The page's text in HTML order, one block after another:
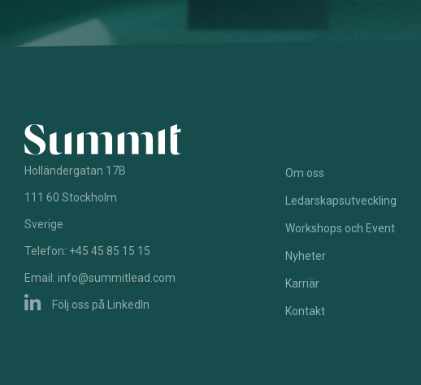
Holländergatan 17B
111 60 Stockholm
Sverige
Telefon: +45 45 85 15 15
Email: info@summitlead.com
Följ oss på LinkedIn
Om oss
Ledarskapsutveckling
Workshops och Event
Nyheter
Karriär
Kontakt